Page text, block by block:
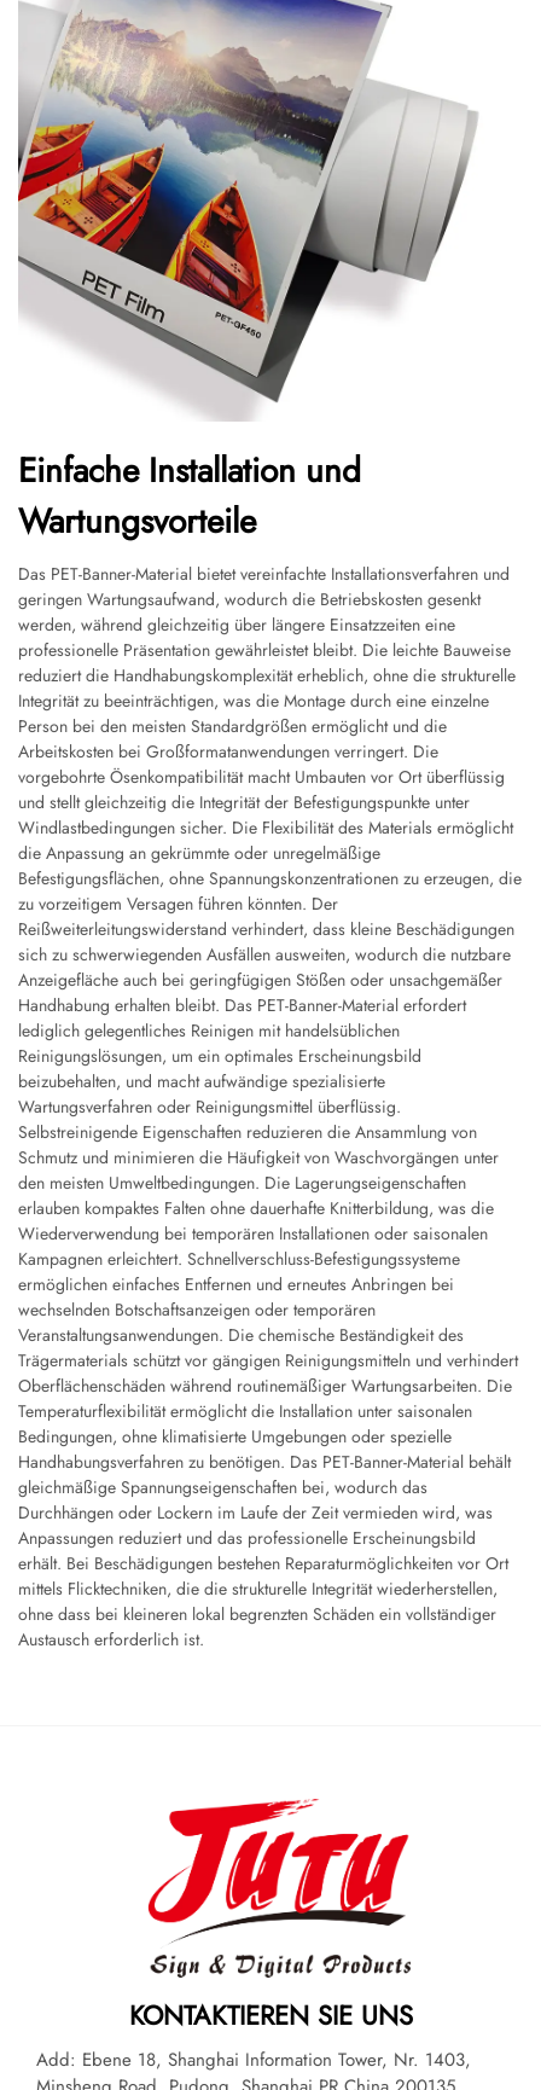
Einfache Installation und
Wartungsvorteile
Das PET-Banner-Material bietet vereinfachte Installationsverfahren und
geringen Wartungsaufwand, wodurch die Betriebskosten gesenkt
werden, während gleichzeitig über längere Einsatzzeiten eine
professionelle Präsentation gewährleistet bleibt. Die leichte Bauweise
reduziert die Handhabungskomplexität erheblich, ohne die strukturelle
Integrität zu beeinträchtigen, was die Montage durch eine einzelne
Person bei den meisten Standardgrößen ermöglicht und die
Arbeitskosten bei Großformatanwendungen verringert. Die
vorgebohrte Ösenkompatibilität macht Umbauten vor Ort überflüssig
und stellt gleichzeitig die Integrität der Befestigungspunkte unter
Windlastbedingungen sicher. Die Flexibilität des Materials ermöglicht
die Anpassung an gekrümmte oder unregelmäßige
Befestigungsflächen, ohne Spannungskonzentrationen zu erzeugen, die
zu vorzeitigem Versagen führen könnten. Der
Reißweiterleitungswiderstand verhindert, dass kleine Beschädigungen
sich zu schwerwiegenden Ausfällen ausweiten, wodurch die nutzbare
Anzeigefläche auch bei geringfügigen Stößen oder unsachgemäßer
Handhabung erhalten bleibt. Das PET-Banner-Material erfordert
lediglich gelegentliches Reinigen mit handelsüblichen
Reinigungslösungen, um ein optimales Erscheinungsbild
beizubehalten, und macht aufwändige spezialisierte
Wartungsverfahren oder Reinigungsmittel überflüssig.
Selbstreinigende Eigenschaften reduzieren die Ansammlung von
Schmutz und minimieren die Häufigkeit von Waschvorgängen unter
den meisten Umweltbedingungen. Die Lagerungseigenschaften
erlauben kompaktes Falten ohne dauerhafte Knitterbildung, was die
Wiederverwendung bei temporären Installationen oder saisonalen
Kampagnen erleichtert. Schnellverschluss-Befestigungssysteme
ermöglichen einfaches Entfernen und erneutes Anbringen bei
wechselnden Botschaftsanzeigen oder temporären
Veranstaltungsanwendungen. Die chemische Beständigkeit des
Trägermaterials schützt vor gängigen Reinigungsmitteln und verhindert
Oberflächenschäden während routinemäßiger Wartungsarbeiten. Die
Temperaturflexibilität ermöglicht die Installation unter saisonalen
Bedingungen, ohne klimatisierte Umgebungen oder spezielle
Handhabungsverfahren zu benötigen. Das PET-Banner-Material behält
gleichmäßige Spannungseigenschaften bei, wodurch das
Durchhängen oder Lockern im Laufe der Zeit vermieden wird, was
Anpassungen reduziert und das professionelle Erscheinungsbild
erhält. Bei Beschädigungen bestehen Reparaturmöglichkeiten vor Ort
mittels Flicktechniken, die die strukturelle Integrität wiederherstellen,
ohne dass bei kleineren lokal begrenzten Schäden ein vollständiger
Austausch erforderlich ist.
KONTAKTIEREN SIE UNS
Add: Ebene 18, Shanghai Information Tower, Nr. 1403,